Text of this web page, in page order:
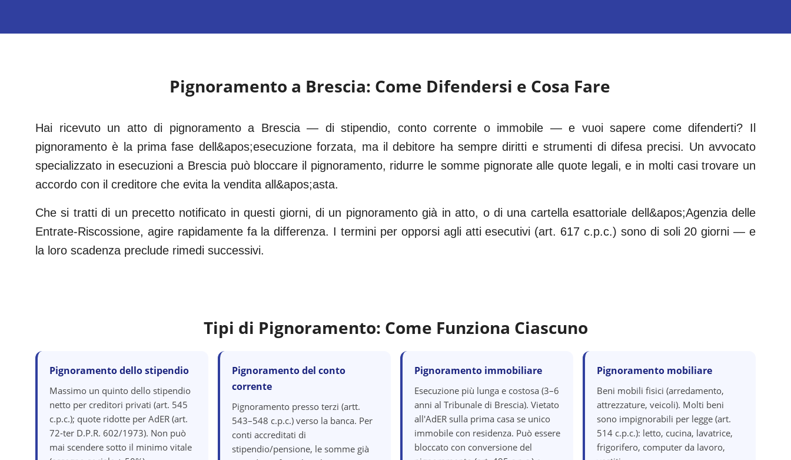
Pignoramento a Brescia: Come Difendersi e Cosa Fare
Hai ricevuto un atto di pignoramento a Brescia — di stipendio, conto corrente o immobile — e vuoi sapere come difenderti? Il
pignoramento è la prima fase dell&apos;esecuzione forzata, ma il debitore ha sempre diritti e strumenti di difesa precisi. Un avvocato
specializzato in esecuzioni a Brescia può bloccare il pignoramento, ridurre le somme pignorate alle quote legali, e in molti casi trovare un
accordo con il creditore che evita la vendita all&apos;asta.
Che si tratti di un precetto notificato in questi giorni, di un pignoramento già in atto, o di una cartella esattoriale dell&apos;Agenzia delle
Entrate-Riscossione, agire rapidamente fa la differenza. I termini per opporsi agli atti esecutivi (art. 617 c.p.c.) sono di soli 20 giorni — e
la loro scadenza preclude rimedi successivi.
Tipi di Pignoramento: Come Funziona Ciascuno
Pignoramento dello stipendio
Massimo un quinto dello stipendio
netto per creditori privati (art. 545
c.p.c.); quote ridotte per AdER (art.
72-ter D.P.R. 602/1973). Non può
mai scendere sotto il minimo vitale
Pignoramento del conto
corrente
Pignoramento presso terzi (artt.
543–548 c.p.c.) verso la banca. Per
conti accreditati di
stipendio/pensione, le somme già
Pignoramento immobiliare
Esecuzione più lunga e costosa (3–6
anni al Tribunale di Brescia). Vietato
all'AdER sulla prima casa se unico
immobile con residenza. Può essere
bloccato con conversione del
Pignoramento mobiliare
Beni mobili fisici (arredamento,
attrezzature, veicoli). Molti beni
sono impignorabili per legge (art.
514 c.p.c.): letto, cucina, lavatrice,
frigorifero, computer da lavoro,